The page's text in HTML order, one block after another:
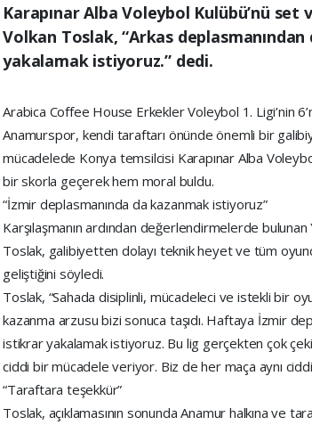
Karapınar Alba Voleybol Kulübü’nü
Volkan Toslak, “Arkas
yakalamak istiyoruz.” dedi.
Arabica Coffee House Erkekler Voleybol 1. Ligi’nin
Anamurspor, kendi taraftarı önünde önemli bir
mücadelede Konya temsilcisi Karapınar Alba
bir skorla geçerek hem moral buldu.
“İzmir deplasmanında da kazanmak istiyoruz”
Karşılaşmanın ardından değerlendirmelerde
Toslak, galibiyetten dolayı teknik heyet ve tüm
geliştiğini söyledi.
Toslak, “Sahada disiplinli, mücadeleci ve istekli bir
kazanma arzusu bizi sonuca taşıdı. Haftaya İzmir
istikrar yakalamak istiyoruz. Bu lig gerçekten çok
ciddi bir mücadele veriyor. Biz de her maça aynı
“Taraftara teşekkür”
Toslak, açıklamasının sonunda Anamur halkına ve